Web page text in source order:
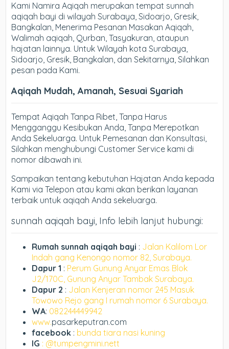
Kami Namira Aqiqah merupakan tempat sunnah
aqiqah bayi di wilayah Surabaya, Sidoarjo, Gresik,
Bangkalan, Menerima Pesanan Masakan Aqiqah,
Walimah aqiqah, Qurban, Tasyakuran, ataupun
hajatan lainnya. Untuk Wilayah kota Surabaya,
Sidoarjo, Gresik, Bangkalan, dan Sekitarnya, Silahkan
pesan pada Kami.
Aqiqah Mudah, Amanah, Sesuai Syariah
Tempat Aqiqah Tanpa Ribet, Tanpa Harus
Mengganggu Kesibukan Anda, Tanpa Merepotkan
Anda Sekeluarga. Untuk Pemesanan dan Konsultasi,
Silahkan menghubungi Customer Service kami di
nomor dibawah ini.
Sampaikan tentang kebutuhan Hajatan Anda kepada
Kami via Telepon atau kami akan berikan layanan
terbaik untuk aqiqah Anda sekeluarga.
sunnah aqiqah bayi, Info lebih lanjut hubungi:
Rumah sunnah aqiqah bayi : Jalan Kalilom Lor
Indah gang Kenongo nomor 82, Surabaya.
Dapur 1 : Perum Gunung Anyar Emas Blok
J2/170C, Gunung Anyar Tambak Surabaya.
Dapur 2 : Jalan Kenjeran nomor 245 Masuk
Towowo Rejo gang I rumah nomor 6 Surabaya.
WA: 082244449942
www.pasarkeputran.com
facebook : bunda tiara nasi kuning
IG : @tumpengmini.nett